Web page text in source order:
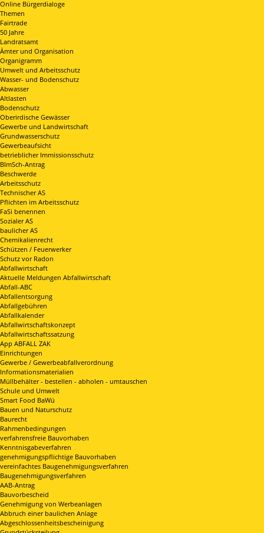
Online Bürgerdialoge
Themen
Fairtrade
50 Jahre
Landratsamt
Ämter und Organisation
Organigramm
Umwelt und Arbeitsschutz
Wasser- und Bodenschutz
Abwasser
Altlasten
Bodenschutz
Oberirdische Gewässer
Gewerbe und Landwirtschaft
Grundwasserschutz
Gewerbeaufsicht
betrieblicher Immissionsschutz
BImSch-Antrag
Beschwerde
Arbeitsschutz
Technischer AS
Pflichten im Arbeitsschutz
FaSi benennen
Sozialer AS
baulicher AS
Chemikalienrecht
Schützen / Feuerwerker
Schutz vor Radon
Abfallwirtschaft
Aktuelle Meldungen Abfallwirtschaft
Abfall-ABC
Abfallentsorgung
Abfallgebühren
Abfallkalender
Abfallwirtschaftskonzept
Abfallwirtschaftssatzung
App ABFALL ZAK
Einrichtungen
Gewerbe / Gewerbeabfallverordnung
Informationsmaterialien
Müllbehälter - bestellen - abholen - umtauschen
Schule und Umwelt
Smart Food BaWü
Bauen und Naturschutz
Baurecht
Rahmenbedingungen
verfahrensfreie Bauvorhaben
Kenntnisgabeverfahren
genehmigungspflichtige Bauvorhaben
vereinfachtes Baugenehmigungsverfahren
Baugenehmigungsverfahren
AAB-Antrag
Bauvorbescheid
Genehmigung von Werbeanlagen
Abbruch einer baulichen Anlage
Abgeschlossenheitsbescheinigung